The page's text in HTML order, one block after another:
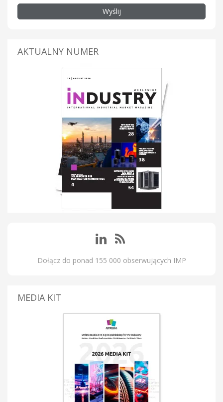
Wyślij
AKTUALNY NUMER
Dołącz do ponad 155 000 obserwujących IMP
MEDIA KIT